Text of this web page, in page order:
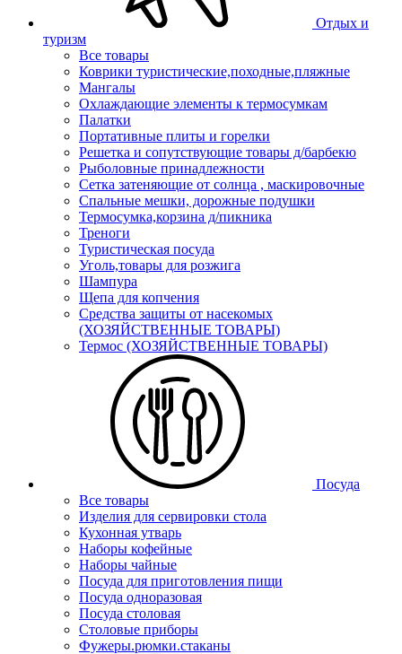
Отдых и
туризм
Все товары
Коврики туристические,походные,пляжные
Мангалы
Охлаждающие элементы к термосумкам
Палатки
Портативные плиты и горелки
Решетка и сопутствующие товары д/барбекю
Рыболовные принадлежности
Сетка затеняющие от солнца , маскировочные
Спальные мешки, дорожные подушки
Термосумка,корзина д/пикника
Треноги
Туристическая посуда
Уголь,товары для розжига
Шампура
Щепа для копчения
Средства защиты от насекомых
(ХОЗЯЙСТВЕННЫЕ ТОВАРЫ)
Термос (ХОЗЯЙСТВЕННЫЕ ТОВАРЫ)
Посуда
Все товары
Изделия для сервировки стола
Кухонная утварь
Наборы кофейные
Наборы чайные
Посуда для приготовления пищи
Посуда одноразовая
Посуда столовая
Столовые приборы
Фужеры.рюмки.стаканы